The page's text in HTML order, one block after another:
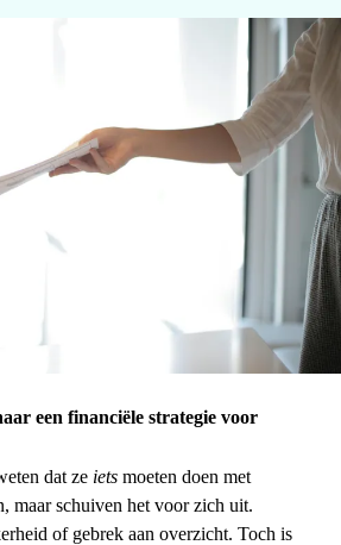
een financiële strategie voor
dat ze iets moeten doen met
maar schuiven het voor zich uit.
of gebrek aan overzicht. Toch is